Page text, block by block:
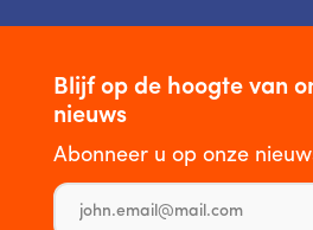
Blijf op de hoogte van
nieuws
Abonneer u op onze